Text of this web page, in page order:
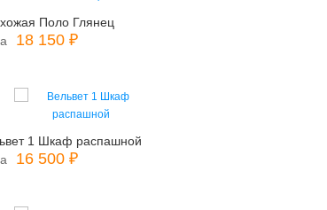
Поло Глянец
18 150 ₽
1 Шкаф распашной
16 500 ₽